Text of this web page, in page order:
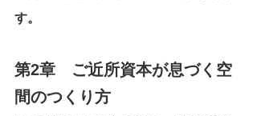
す。
第2章　ご近所資本が息づく空
間のつくり方